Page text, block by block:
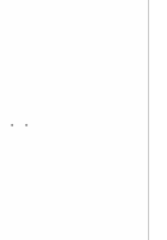
・